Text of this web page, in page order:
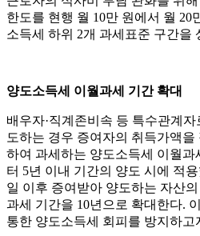
한도를 현행 월 10만 원에서 월 20
소득세 하위 2개 과세표준 구간을
양도소득세 이월과세 기간 확대
배우자·직계존비속 등 특수관계
도하는 경우 증여자의 취득가액
하여 과세하는 양도소득세 이월
터 5년 이내 기간의 양도 시에 적
일 이후 증여받아 양도하는 자산
과세 기간을 10년으로 확대한다.
통한 양도소득세 회피를 방지하고